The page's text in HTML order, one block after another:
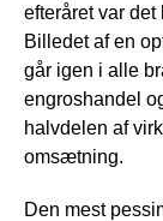
efteråret var det
Billedet af en
går igen i alle
engroshandel
halvdelen af
omsætning.
Den mest